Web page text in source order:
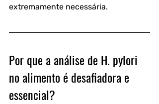
extremamente necessária.
Por que a análise de H. pylori
no alimento é desafiadora e
essencial?